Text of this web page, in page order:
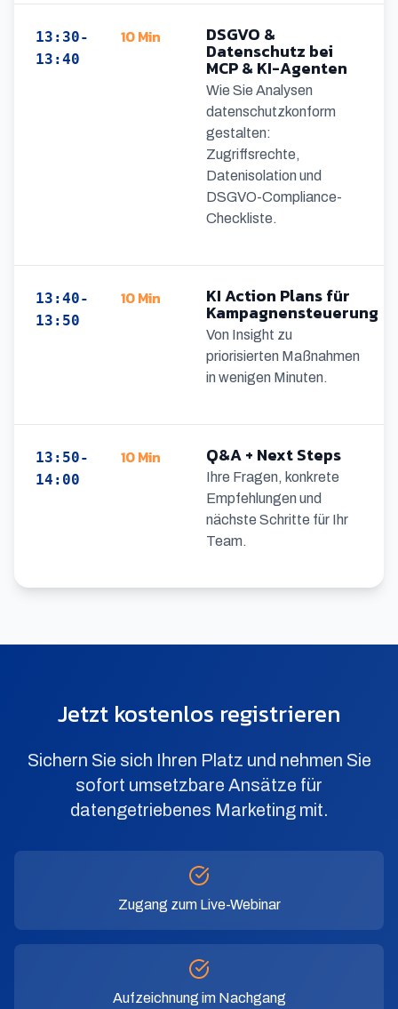
13:30-
13:40
10 Min DSGVO &
Datenschutz bei
MCP & KI-Agenten
Wie Sie Analysen
datenschutzkonform
gestalten:
Zugriffsrechte,
Datenisolation und
DSGVO-Compliance-
Checkliste.
13:40-
13:50
10 Min KI Action Plans für
Kampagnensteuerung
Von Insight zu
priorisierten Maßnahmen
in wenigen Minuten.
13:50-
14:00
10 Min Q&A + Next Steps
Ihre Fragen, konkrete
Empfehlungen und
nächste Schritte für Ihr
Team.
Jetzt kostenlos registrieren
Sichern Sie sich Ihren Platz und nehmen Sie
sofort umsetzbare Ansätze für
datengetriebenes Marketing mit.
Zugang zum Live-Webinar
Aufzeichnung im Nachgang